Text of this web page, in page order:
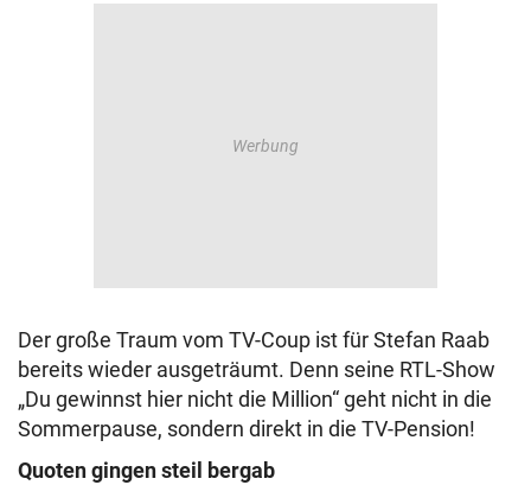
Der große Traum vom TV-Coup ist für Stefan Raab
bereits wieder ausgeträumt. Denn seine RTL-Show
„Du gewinnst hier nicht die Million“ geht nicht in die
Sommerpause, sondern direkt in die TV-Pension!
Quoten gingen steil bergab